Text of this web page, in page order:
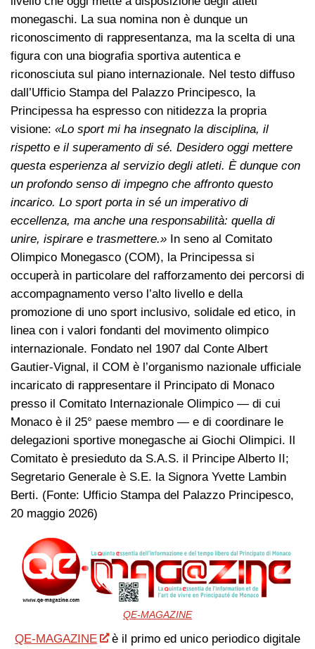
monegaschi. La sua nomina non è dunque un
riconoscimento di rappresentanza, ma la scelta di una
figura con una biografia sportiva autentica e
riconosciuta sul piano internazionale. Nel testo diffuso
dall’Ufficio Stampa del Palazzo Principesco, la
Principessa ha espresso con nitidezza la propria
visione: «Lo sport mi ha insegnato la disciplina, il
rispetto e il superamento di sé. Desidero oggi mettere
questa esperienza al servizio degli atleti. È dunque con
un profondo senso di impegno che affronto questo
incarico. Lo sport porta in sé un imperativo di
eccellenza, ma anche una responsabilità: quella di
unire, ispirare e trasmettere.» In seno al Comitato
Olimpico Monegasco (COM), la Principessa si
occuperà in particolare del rafforzamento dei percorsi di
accompagnamento verso l’alto livello e della
promozione di uno sport inclusivo, solidale ed etico, in
linea con i valori fondanti del movimento olimpico
internazionale. Fondato nel 1907 dal Conte Albert
Gautier-Vignal, il COM è l’organismo nazionale ufficiale
incaricato di rappresentare il Principato di Monaco
presso il Comitato Internazionale Olimpico — di cui
Monaco è il 25° paese membro — e di coordinare le
delegazioni sportive monegasche ai Giochi Olimpici. Il
Comitato è presieduto da S.A.S. il Principe Alberto II;
Segretario Generale è S.E. la Signora Yvette Lambin
Berti. (Fonte: Ufficio Stampa del Palazzo Principesco,
20 maggio 2026)
QE-MAGAZINE
QE-MAGAZINE
è il primo ed unico periodico digitale